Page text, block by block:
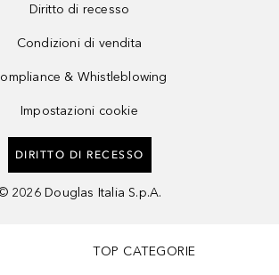
Diritto di recesso
Condizioni di vendita
& Whistleblowing
Impostazioni cookie
DIRITTO DI RECESSO
2026 Douglas Italia S.p.A.
TOP CATEGORIE